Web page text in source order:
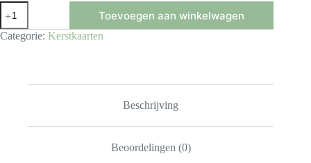
Kerstkaart
rood
groen
gestreept
Toevoegen aan winkelwagen
Categorie: Kerstkaarten
Beschrijving
Beoordelingen (0)